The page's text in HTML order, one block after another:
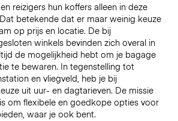
reizigers hun koffers alleen in deze
betekende dat er maar weinig keuze
op prijs en locatie. De bij
winkels bevinden zich overal in
de mogelijkheid hebt om je bagage
te bewaren. In tegenstelling tot
en vliegveld, heb je bij
uit uur- en dagtarieven. De missie
om flexibele en goedkope opties voor
waar je ook bent.